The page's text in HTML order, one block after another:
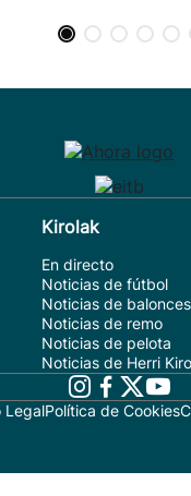
Kirolak
En directo
Noticias de fútbol
Noticias de
Noticias de remo
Noticias de pelota
Noticias de Herri
LegalPolítica de Cookies